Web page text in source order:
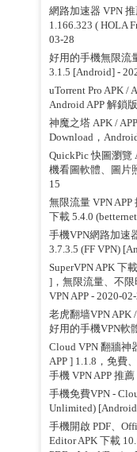
網路加速器 VPN
1.166.323 ( HOLA
03-28
好用的手機無限流
3.1.5 [Android]-
uTorrent Pro APK /
Android APP 解鎖
神魔之塔 APK /
Download，
QuickPic 快圖瀏覽
機看圖軟體、圖片
15
無限流量 VPN APP
下載 5.4.0
手機VPN網路加速
3.7.3.5 (FF VPN)
SuperVPN APK 下
]，無限流量、不
VPN APP- 2020-
老虎翻墙VPN APK
好用的手機VPN軟
Cloud VPN 翻牆神
APP ] 1.1.8，免費
手機 VPN APP 推薦
手機免費VPN -
Unlimited)
手機開啟 PDF、
Editor APK 下載